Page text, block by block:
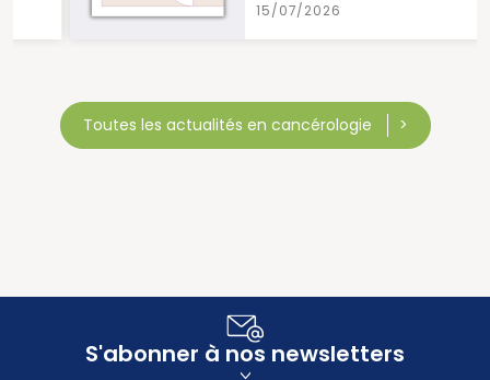
15/07/2026
Toutes les actualités en cancérologie
S'abonner à nos newsletters